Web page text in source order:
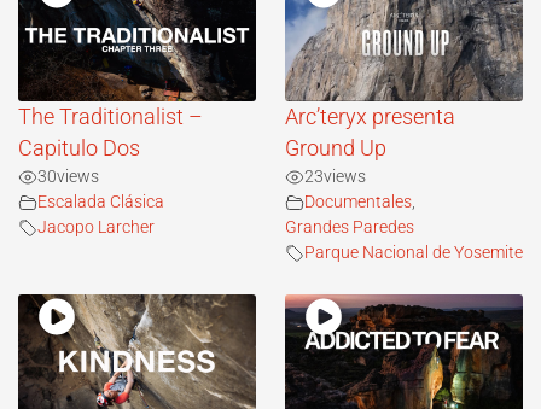
The Traditionalist –
Capitulo Dos
30views
Escalada Clásica
Jacopo Larcher
Arc’teryx presenta
Ground Up
23views
Documentales,
Grandes Paredes
Parque Nacional de Yosemite